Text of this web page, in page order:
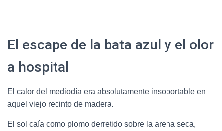
El escape de la bata azul y el olor
a hospital
El calor del mediodía era absolutamente insoportable en
aquel viejo recinto de madera.
El sol caía como plomo derretido sobre la arena seca,